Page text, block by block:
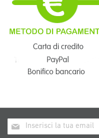
Iscriviti
alla